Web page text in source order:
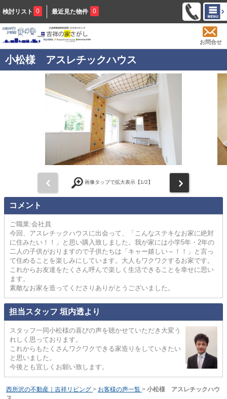
検討リスト 0 最近見た物件 0
お問合せ
小松様 アスレチックハウス
画像タップで拡大表示【1/2】
コメント
ご職業:会社員
今回、アスレチックハウスに出会って、「こんなステキなお家に絶対
に住みたい！！」と思い購入致しました。我が家には小学5年・2年の
二人の子供がおりますので子供たちは「キャー嬉しい～！！」と言っ
て住めることを楽しみにしています。大人もワクワクするお家です。
これからお友達をたくさん呼んで楽しく生活できることを幸せに思い
ます。
素敵なお家を造ってくださりありがとうございました。
担当スタッフ 垣内透より
スタッフ一同小松様の喜びの声を聴かせていただき大変う
れしく思っております。
これからもたくさんワクワクできる家造りをしていきたい
と思いました。
今後とも宜しくお願い致します。
西所沢の不動産｜吉祥リビング > お客様の声一覧 > 小松様 アスレチックハウ